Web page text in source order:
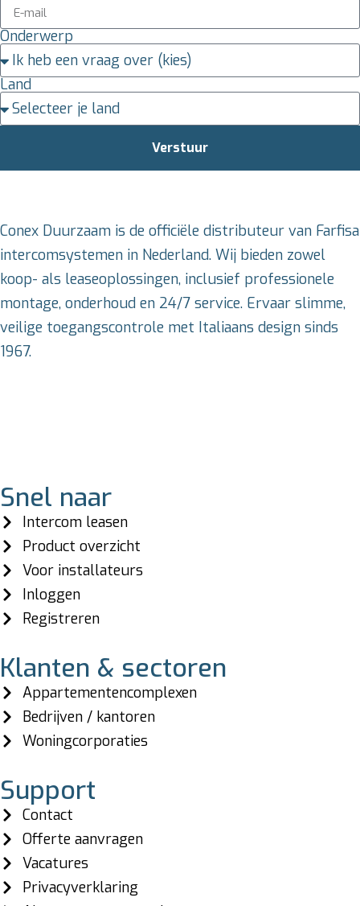
Onderwerp
Land
Verstuur
Conex Duurzaam is de officiële distributeur van Farfisa
intercomsystemen in Nederland. Wij bieden zowel
koop- als leaseoplossingen, inclusief professionele
montage, onderhoud en 24/7 service. Ervaar slimme,
veilige toegangscontrole met Italiaans design sinds
1967.
Snel naar
Intercom leasen
Product overzicht
Voor installateurs
Inloggen
Registreren
Klanten & sectoren
Appartementencomplexen
Bedrijven / kantoren
Woningcorporaties
Support
Contact
Offerte aanvragen
Vacatures
Privacyverklaring